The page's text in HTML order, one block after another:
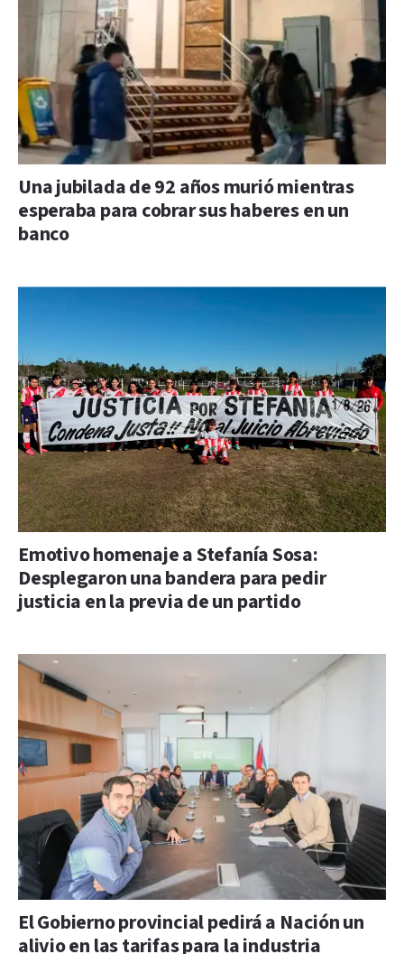
Una jubilada de 92 años murió mientras
esperaba para cobrar sus haberes en un
banco
Emotivo homenaje a Stefanía Sosa:
Desplegaron una bandera para pedir
justicia en la previa de un partido
El Gobierno provincial pedirá a Nación un
alivio en las tarifas para la industria